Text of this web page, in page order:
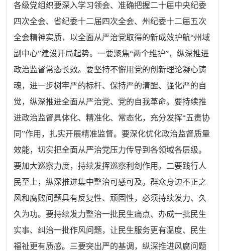
各级党组织要深入学习领会、准确把握二十届中央纪委
四次全会、省纪委十二届四次全会、州纪委十二届五次
全会精神实质，以全面从严治党取得的新成效护航“州域
副中心”建设开局起势。一要聚焦“两个维护”，纵深推进
政治监督常态长效。要坚持不懈用党的创新理论凝心铸
魂，进一步树牢严的标杆、保持严的清醒、强化严的自
觉，纵深推进全面从严治党、党的自我革命。要持续推
进政治监督具体化、精准化、常态化，充分发挥“五责协
同”作用，扎实开展精准监督。要深化优化政治监督质量
效能，切实把全面从严治党压力传导到各领域各层级。
要加大巡察力度，持续发挥巡察利剑作用。二要践行人
民至上，纵深推进集中整治可感可及。群众身边不正之
风和腐败问题具有反复性、顽固性，必须持续发力、久
久为功。要持续发力整治一批民生痛点、办成一批民生
实事、纠治一批作风问题，让民生服务更有温度、民生
福祉更有质感。三要突出严的基调，纵深推进风腐问题